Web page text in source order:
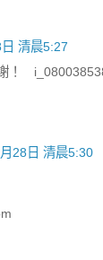
清晨5:27
！
28日 清晨5:30